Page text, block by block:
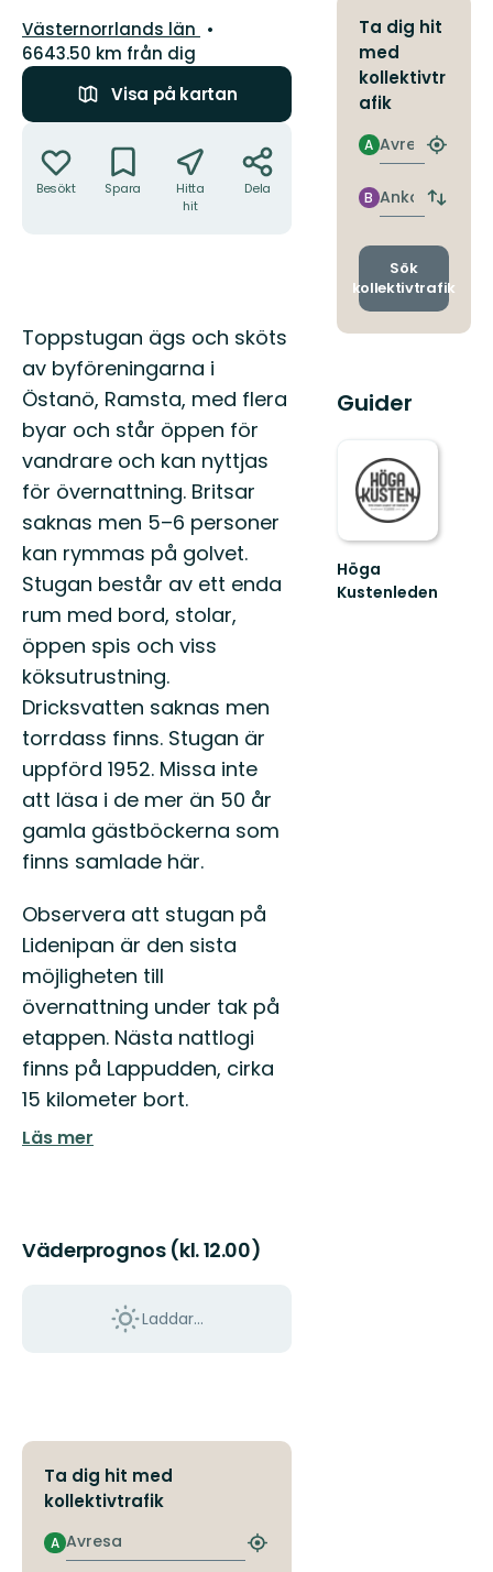
Län:
Västernorrlands län
6643.50 km från dig
Visa på kartan
Besökt Spara
Hitta
hit
Dela
Beskrivning
Toppstugan ägs och sköts
av byföreningarna i
Östanö, Ramsta, med flera
byar och står öppen för
vandrare och kan nyttjas
för övernattning. Britsar
saknas men 5–6 personer
kan rymmas på golvet.
Stugan består av ett enda
rum med bord, stolar,
öppen spis och viss
köksutrustning.
Dricksvatten saknas men
torrdass finns. Stugan är
uppförd 1952. Missa inte
att läsa i de mer än 50 år
gamla gästböckerna som
finns samlade här.
Observera att stugan på
Lidenipan är den sista
möjligheten till
övernattning under tak på
etappen. Nästa nattlogi
finns på Lappudden, cirka
15 kilometer bort.
Läs mer
Väderprognos (kl. 12.00)
Laddar...
Ta dig hit med
kollektivtrafik
Avresa
A
Hitta
Ta dig hit
med
kollektivtr
afik
Avresa
A
Hitta
Ankomst
B
Byt
och
Sök
kollektivtrafik
Guider
Höga
Kustenleden